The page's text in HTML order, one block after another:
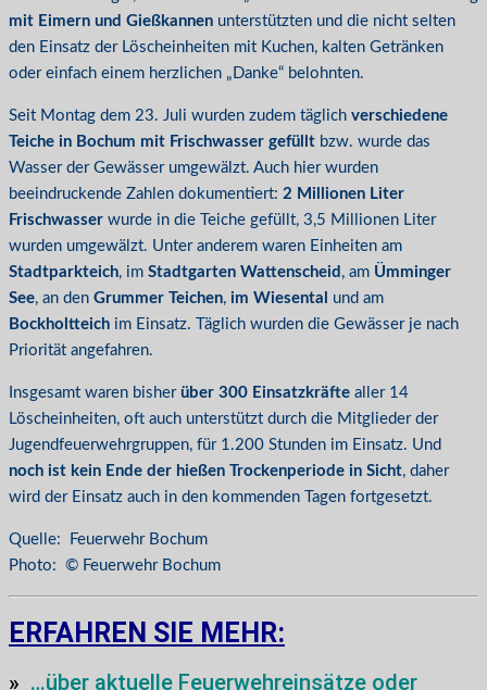
mit Eimern und Gießkannen unterstützten und die nicht selten
den Einsatz der Löscheinheiten mit Kuchen, kalten Getränken
oder einfach einem herzlichen „Danke“ belohnten.
Seit Montag dem 23. Juli wurden zudem täglich verschiedene
Teiche in Bochum mit Frischwasser gefüllt bzw. wurde das
Wasser der Gewässer umgewälzt. Auch hier wurden
beeindruckende Zahlen dokumentiert: 2 Millionen Liter
Frischwasser wurde in die Teiche gefüllt, 3,5 Millionen Liter
wurden umgewälzt. Unter anderem waren Einheiten am
Stadtparkteich, im Stadtgarten Wattenscheid , am Ümminger
See, an den Grummer Teichen, im Wiesental
und am
Bockholtteich im Einsatz. Täglich wurden die Gewässer je nach
Priorität angefahren.
Insgesamt waren bisher über 300 Einsatzkräfte aller 14
Löscheinheiten, oft auch unterstützt durch die Mitglieder der
Jugendfeuerwehrgruppen, für 1.200 Stunden im Einsatz. Und
noch ist kein Ende der hießen Trockenperiode in Sicht, daher
wird der Einsatz auch in den kommenden Tagen fortgesetzt.
Quelle: Feuerwehr Bochum
Photo: © Feuerwehr Bochum
ERFAHREN SIE MEHR:
» …über aktuelle Feuerwehreinsätze oder